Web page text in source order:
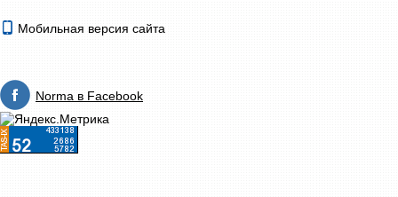
Мобильная версия сайта
Norma в Facebook